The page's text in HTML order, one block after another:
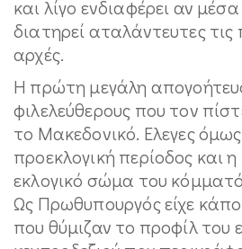
και λίγο ενδιαφέρει αν
διατηρεί αταλάντευτες τις
αρχές.
Η πρώτη μεγάλη
φιλελεύθερους που τον
το Μακεδονικό. Ελεγες
προεκλογική περίοδος και
εκλογικό σώμα του
Ως Πρωθυπουργός είχε
που θύμιζαν το προφίλ του